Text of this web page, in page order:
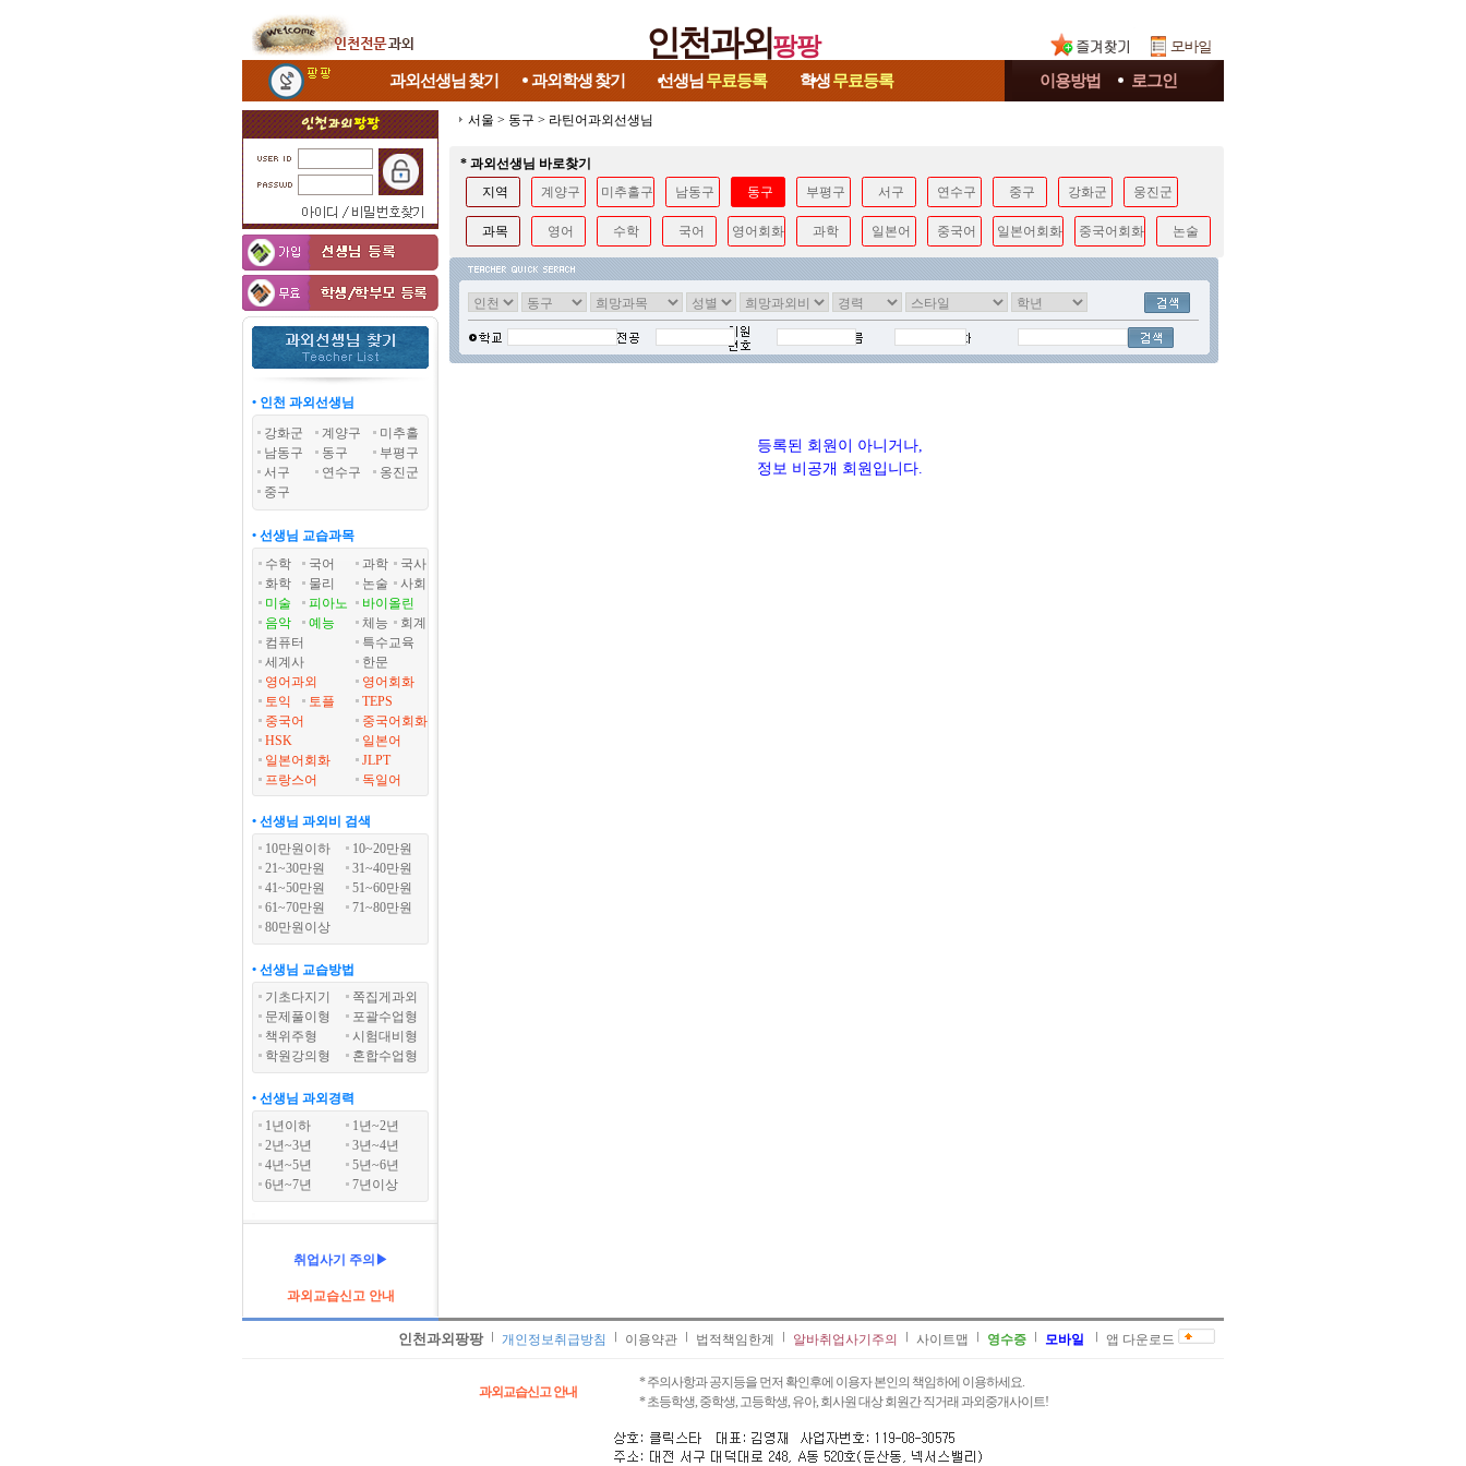
인천과외팡팡
과외선생님 찾기 과외학생찾기 선생님 무료등록 학생무료등록 이용방법 로그인
• 인천 과외선생님
강화군
계양구
미추홀
남동구
동구
부평구
서구
연수구
옹진군
중구
• 선생님 교습과목
수학
국어 과학
국사
화학
물리 논술
사회
미술
피아노
바이올린
음악
예능 체능
회계
컴퓨터
특수교육
세계사
한문
영어과외
영어회화
토익
토플
TEPS
중국어
중국어회화
HSK
일본어
일본어회화
JLPT
프랑스어
독일어
• 선생님 과외비 검색
10만원이하
10~20만원
21~30만원
31~40만원
41~50만원
51~60만원
61~70만원
71~80만원
80만원이상
• 선생님 교습방법
기초다지기
쪽집게과외
문제풀이형
포괄수업형
책위주형
시험대비형
학원강의형
혼합수업형
• 선생님 과외경력
1년이하
1년~2년
2년~3년
3년~4년
4년~5년
5년~6년
6년~7년
7년이상
취업사기 주의▶
과외교습신고 안내
서울 > 동구 > 라틴어과외선생님
* 과외선생님 바로찾기
지역
계양구 미추홀구 남동구 동구 부평구 서구 연수구 중구 강화군 웅진군
과목 영어 수학 국어 영어회화 과학 일본어 중국어 일본어회화 중국어회화 논술
등록된 회원이 아니거나,
정보 비공개 회원입니다.
인천과외팡팡 개인정보취급방침 이용약관 법적책임한계 알바취업사기주의 사이트맵 영수증 모바일 앱 다운로드
과외교습신고 안내
* 주의사항과 공지등을 먼저 확인후에 이용자 본인의 책임하에 이용하세요.
* 초등학생, 중학생, 고등학생, 유아, 회사원 대상 회원간 직거래 과외중개사이트!